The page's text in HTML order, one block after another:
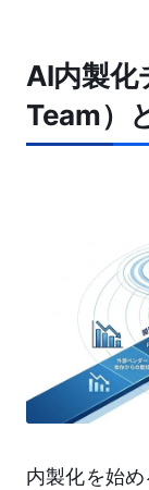
AI内製化
Team）
内製化を始